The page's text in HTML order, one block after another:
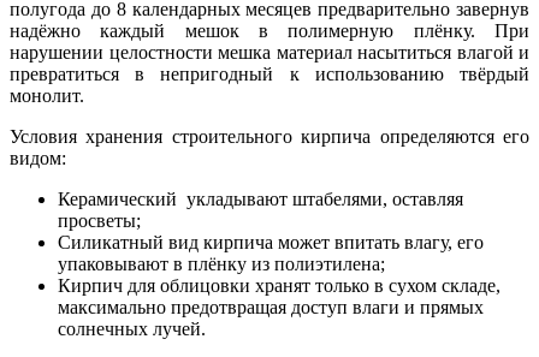
полугода до 8 календарных месяцев предварительно завернув
надёжно каждый мешок в полимерную плёнку. При
нарушении целостности мешка материал насытиться влагой и
превратиться в непригодный к использованию твёрдый
монолит.
Условия хранения строительного кирпича определяются его
видом:
Керамический укладывают штабелями, оставляя
просветы;
Силикатный вид кирпича может впитать влагу, его
упаковывают в плёнку из полиэтилена;
Кирпич для облицовки хранят только в сухом складе,
максимально предотвращая доступ влаги и прямых
солнечных лучей.